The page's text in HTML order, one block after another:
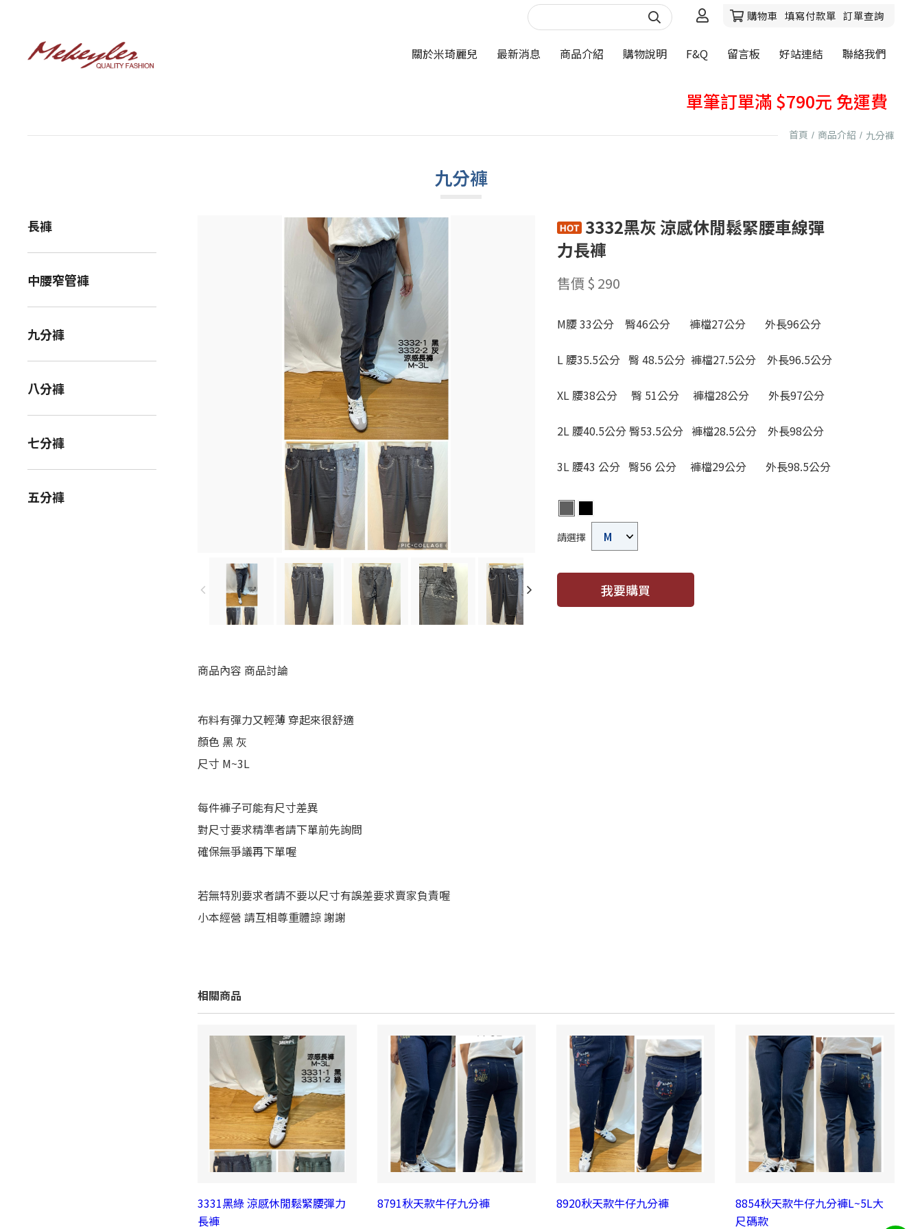
購物車 填寫付款單 訂單查詢
關於米琦麗兒 最新消息 商品介紹 購物說明 F&Q 留言板 好站連結 聯絡我們
單筆訂單滿 $790元 免運費
購買前，請先詳閱購物說明~
首頁 商品介紹 九分褲
九分褲
長褲
中腰窄管褲
九分褲
八分褲
七分褲
五分褲
3332黑灰 涼感休閒鬆緊腰車線彈
力長褲
售價 $ 290
M腰 33公分 臀46公分 褲檔27公分 外長96公分
L 腰35.5公分 臀 48.5公分 褲檔27.5公分 外長96.5公分
XL 腰38公分 臀 51公分 褲檔28公分 外長97公分
2L 腰40.5公分 臀53.5公分 褲檔28.5公分 外長98公分
3L 腰43 公分 臀56 公分 褲檔29公分 外長98.5公分
請選擇
我要購買
商品內容 商品討論
布料有彈力又輕薄 穿起來很舒適
顏色 黑 灰
尺寸 M~3L
每件褲子可能有尺寸差異
對尺寸要求精準者請下單前先詢問
確保無爭議再下單喔
若無特別要求者請不要以尺寸有誤差要求賣家負責喔
小本經營 請互相尊重體諒 謝謝
相關商品
3331黑綠 涼感休閒鬆緊腰彈力
長褲
8791秋天款牛仔九分褲 8920秋天款牛仔九分褲
8854秋天款牛仔九分褲L~5L大
尺碼款